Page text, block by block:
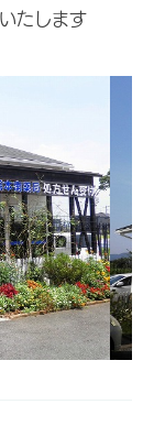
たします